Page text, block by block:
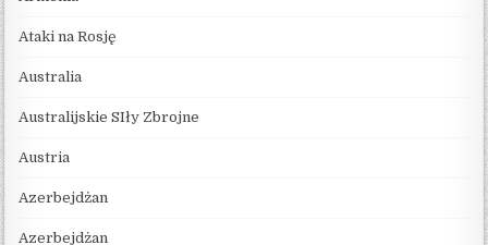
Ataki na Rosję
Australia
Australijskie SIły Zbrojne
Austria
Azerbejdżan
Azerbejdżan